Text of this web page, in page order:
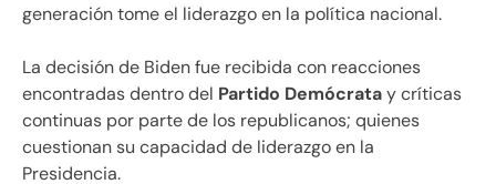
generación tome el liderazgo en la política nacional.
La decisión de Biden fue recibida con reacciones
encontradas dentro del Partido Demócratay críticas
continuas por parte de los republicanos; quienes
cuestionan su capacidad de liderazgo en la
Presidencia.